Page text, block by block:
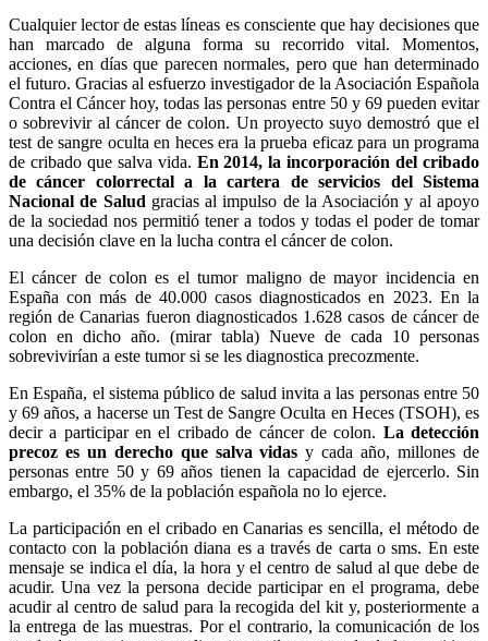
Cualquier lector de estas líneas es consciente que hay decisiones que
han marcado de alguna forma su recorrido vital. Momentos,
acciones, en días que parecen normales, pero que han determinado
el futuro. Gracias al esfuerzo investigador de la Asociación Española
Contra el Cáncer hoy, todas las personas entre 50 y 69 pueden evitar
o sobrevivir al cáncer de colon. Un proyecto suyo demostró que el
test de sangre oculta en heces era la prueba eficaz para un programa
de cribado que salva vida. En 2014, la incorporación del cribado
de cáncer colorrectal a la cartera de servicios del Sistema
Nacional de Salud gracias al impulso de la Asociación y al apoyo
de la sociedad nos permitió tener a todos y todas el poder de tomar
una decisión clave en la lucha contra el cáncer de colon.
El cáncer de colon es el tumor maligno de mayor incidencia en
España con más de 40.000 casos diagnosticados en 2023. En la
región de Canarias fueron diagnosticados 1.628 casos de cáncer de
colon en dicho año. (mirar tabla) Nueve de cada 10 personas
sobrevivirían a este tumor si se les diagnostica precozmente.
En España, el sistema público de salud invita a las personas entre 50
y 69 años, a hacerse un Test de Sangre Oculta en Heces (TSOH), es
decir a participar en el cribado de cáncer de colon. La detección
precoz es un derecho que salva vidas y cada año, millones de
personas entre 50 y 69 años tienen la capacidad de ejercerlo. Sin
embargo, el 35% de la población española no lo ejerce.
La participación en el cribado en Canarias es sencilla, el método de
contacto con la población diana es a través de carta o sms. En este
mensaje se indica el día, la hora y el centro de salud al que debe de
acudir. Una vez la persona decide participar en el programa, debe
acudir al centro de salud para la recogida del kit y, posteriormente a
la entrega de las muestras. Por el contrario, la comunicación de los